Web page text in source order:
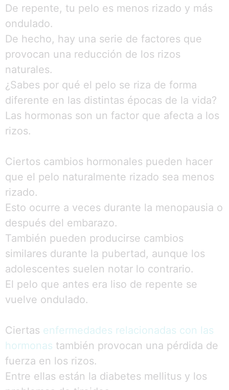
De repente, tu pelo es menos rizado y más
ondulado.
De hecho, hay una serie de factores que
provocan una reducción de los rizos
naturales.
¿Sabes por qué el pelo se riza de forma
diferente en las distintas épocas de la vida?
Las hormonas son un factor que afecta a los
rizos.
Ciertos cambios hormonales pueden hacer
que el pelo naturalmente rizado sea menos
rizado.
Esto ocurre a veces durante la menopausia o
después del embarazo.
También pueden producirse cambios
similares durante la pubertad, aunque los
adolescentes suelen notar lo contrario.
El pelo que antes era liso de repente se
vuelve ondulado.
Ciertas enfermedades relacionadas con las
hormonas también provocan una pérdida de
fuerza en los rizos.
Entre ellas están la diabetes mellitus y los